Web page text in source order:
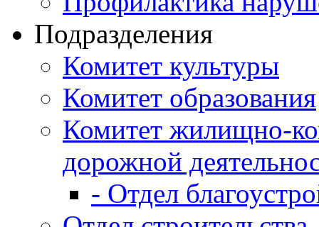
Подразделения
Комитет культуры
Комитет образования
Комитет жилищно-
дорожной
- Отдел